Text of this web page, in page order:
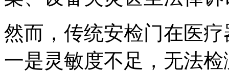
然而，传统安检门在医
一是灵敏度不足，无法